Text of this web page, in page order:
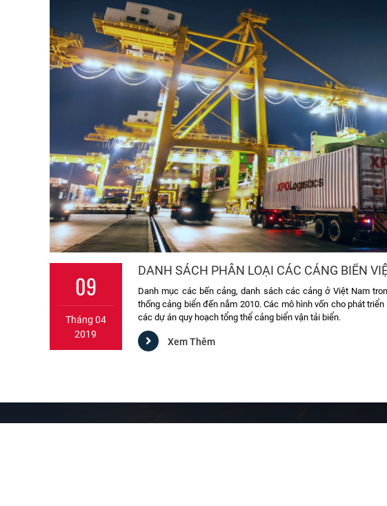
09
Tháng 04
2019
DANH SÁCH PHÂN LOẠI CÁC CẢNG BIỂN
Danh mục các bến cảng, danh sách các cảng ở Việt Nam
thống cảng biển đến nắm 2010. Các mô hình vốn cho phát
các dự án quy hoạch tổng thể cảng biển vận tải biển.
Xem Thêm